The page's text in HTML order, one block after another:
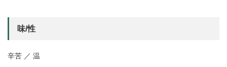
味/性
辛苦 ／ 温